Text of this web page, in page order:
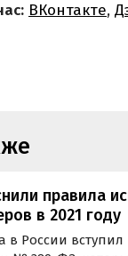
ВКонтакте,
правила
в 2021 году
в России вступил